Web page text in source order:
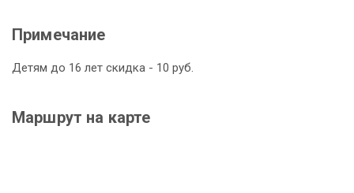
Примечание
Детям до 16 лет скидка - 10 руб.
Маршрут на карте